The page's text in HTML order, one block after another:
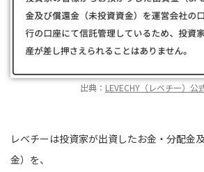
出典： LEVECHY（レベチー）公
レベチーは投資家が出資したお金・分配金
金）を、